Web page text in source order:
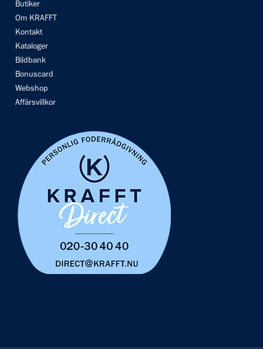
Butiker
Om KRAFFT
Kontakt
Kataloger
Bildbank
Bonuscard
Webshop
Affärsvillkor